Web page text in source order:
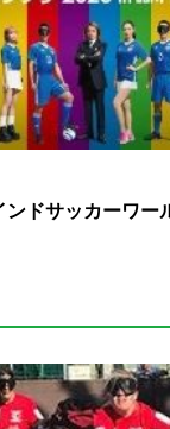
ドサッカーワー